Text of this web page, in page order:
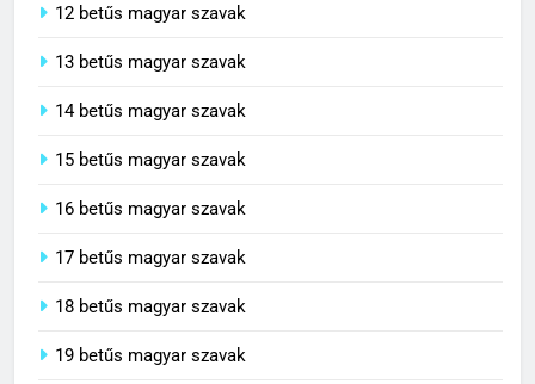
12 betűs magyar szavak
13 betűs magyar szavak
14 betűs magyar szavak
15 betűs magyar szavak
16 betűs magyar szavak
17 betűs magyar szavak
18 betűs magyar szavak
19 betűs magyar szavak